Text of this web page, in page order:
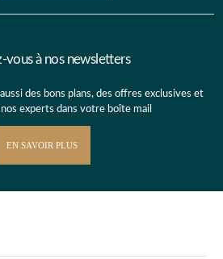
vous à nos newsletters
des bons plans, des offres exclusives et
nos experts dans votre boîte mail
EN SAVOIR PLUS